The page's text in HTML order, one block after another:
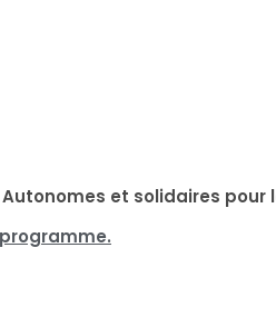
et solidaires pour